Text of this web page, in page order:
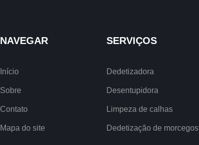
NAVEGAR
Início
Sobre
Contato
Mapa do site
SERVIÇOS
Dedetizadora
Desentupidora
Limpeza de calhas
Dedetização de morcegos